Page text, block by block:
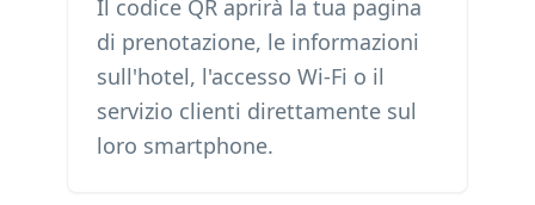
Il codice QR aprirà la tua pagina
di prenotazione, le informazioni
sull'hotel, l'accesso Wi-Fi o il
servizio clienti direttamente sul
loro smartphone.